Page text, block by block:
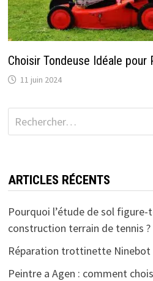
Choisir Tondeuse Idéale
11 juin 2024
Rechercher :
ARTICLES RÉCENTS
Pourquoi l’étude de sol figure-
construction terrain de tennis ?
Réparation trottinette Ninebot
Peintre a Agen : comment